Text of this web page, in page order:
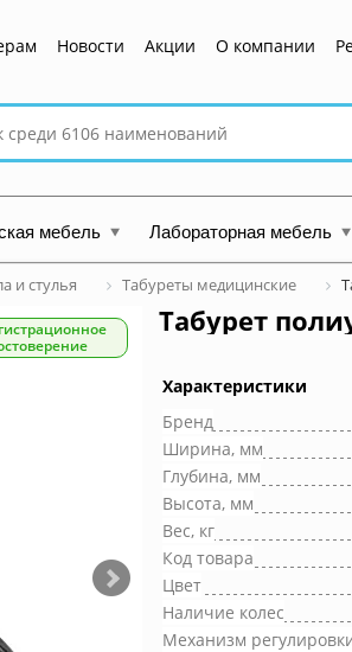
Новости Акции О компании
мебель Лабораторная мебель
и стулья Табуреты медицинские
Табурет
Характеристики
Бренд
Ширина, мм
Глубина, мм
Высота, мм
Вес, кг
Код товара
Цвет
Наличие колес
Механизм